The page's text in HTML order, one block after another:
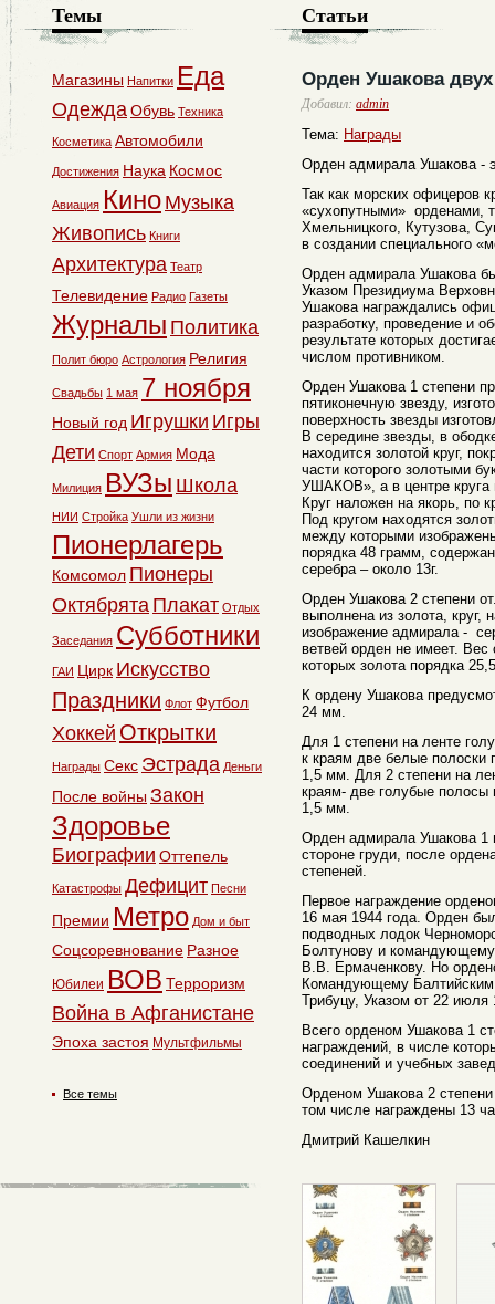
Статьи
Орден Ушакова двух
Добавил: admin
Тема: Награды
Орден адмирала Ушакова
Так как морских офицеров
«сухопутными» орденами,
Хмельницкого, Кутузова,
в создании специального
Орден адмирала Ушакова
Указом Президиума
Ушакова награждались
разработку, проведение и
результате которых
числом противником.
Орден Ушакова 1 степени
пятиконечную звезду,
поверхность звезды
В середине звезды, в
находится золотой круг,
части которого золотыми
УШАКОВ», а в центре круга
Круг наложен на якорь, по
Под кругом находятся
между которыми
порядка 48 грамм,
серебра – около 13г.
Орден Ушакова 2 степени
выполнена из золота, круг,
изображение адмирала -
ветвей орден не имеет.
которых золота порядка
К ордену Ушакова
24 мм.
Для 1 степени на ленте
к краям две белые
1,5 мм. Для 2 степени на
краям- две голубые
1,5 мм.
Орден адмирала Ушакова 1
стороне груди, после
степеней.
Первое награждение
16 мая 1944 года. Орден
подводных лодок
Болтунову и командующему
В.В. Ермаченкову. Но
Командующему
Трибуцу, Указом от 22 июля
Всего орденом Ушакова 1
награждений, в числе
соединений и учебных
Орденом Ушакова 2
том числе награждены 13
Дмитрий Кашелкин
Темы
Магазины Напитки Еда
ОдеждаОбувь Техника
Косметика Автомобили
Достижения Наука Космос
Авиация Кино Музыка
Живопись Книги
Архитектура Театр
Телевидение Радио Газеты
Журналы Политика
Полит бюро Астрология Религия
Свадьбы 1 мая 7 ноября
Новый год Игрушки Игры
Дети Спорт Армия Мода
Милиция ВУЗы Школа
НИИ Стройка Ушли из жизни
Пионерлагерь
Комсомол Пионеры
Октябрята Плакат Отдых
Заседания Субботники
ГАИ Цирк Искусство
Праздники Флот Футбол
Хоккей Открытки
Награды Секс Эстрада Деньги
После войны Закон
Здоровье
Биографии Оттепель
Катастрофы Дефицит Песни
Премии Метро Дом и быт
Соцсоревнование Разное
Юбилеи ВОВ Терроризм
Война в Афганистане
Эпоха застоя Мультфильмы
Все темы